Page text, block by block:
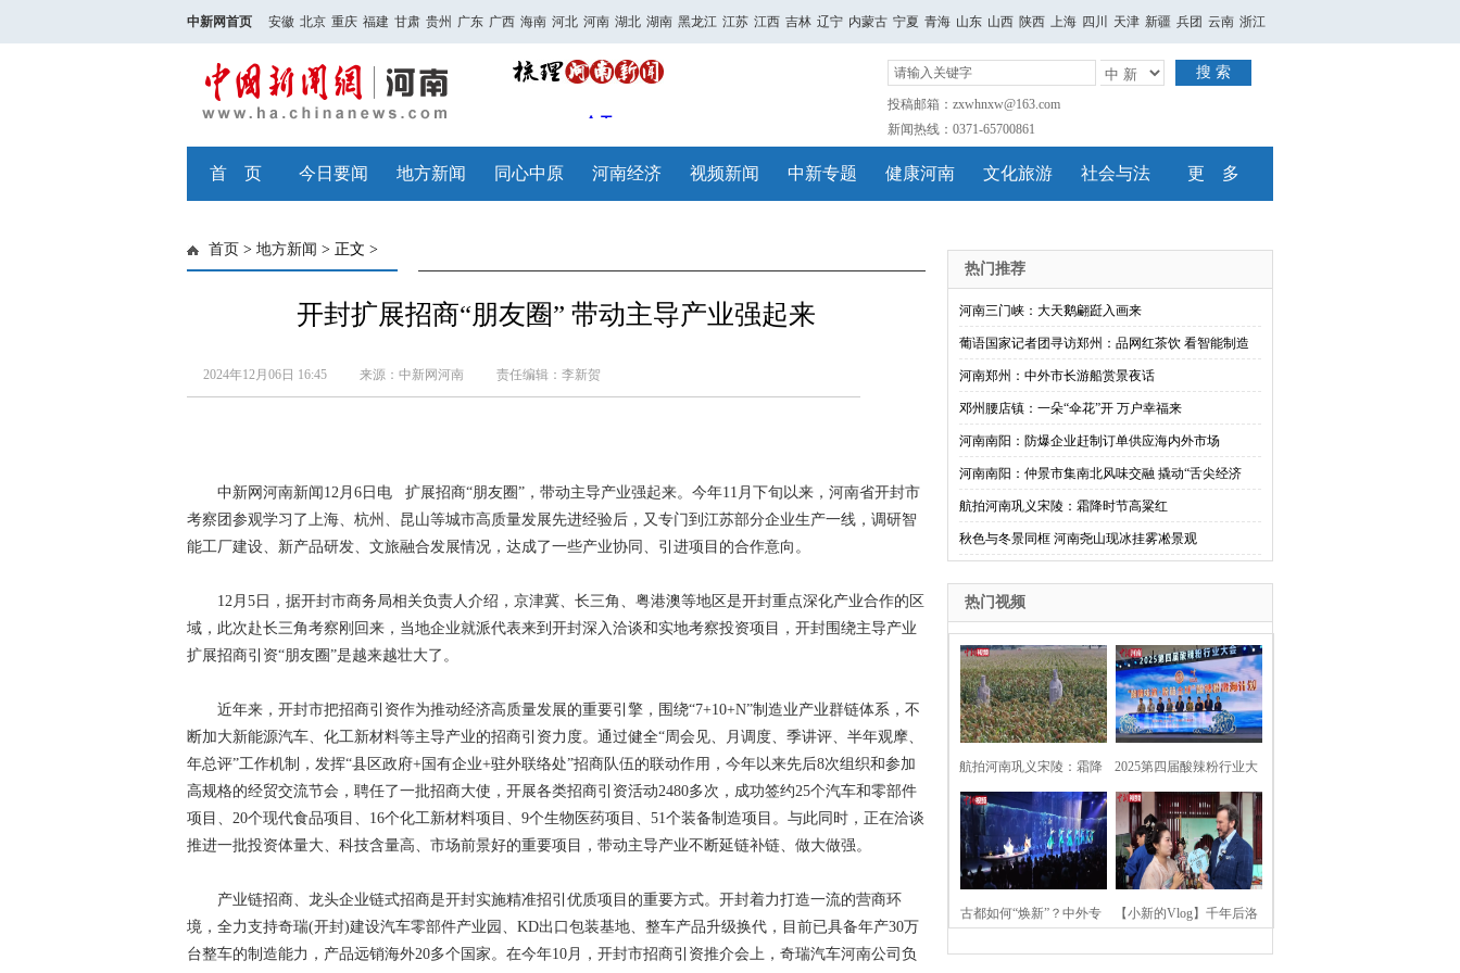
中新网首页 安徽 北京 重庆 福建 甘肃 贵州 广东 广西 海南 河北 河南 湖北 湖南 黑龙江 江苏 江西 吉林 辽宁 内蒙古 宁夏 青海 山东 山西 陕西 上海 四川 天津 新疆 兵团 云南 浙江
搜 索
投稿邮箱：zxwhnxw@163.com
新闻热线：0371-65700861
首 页 今日要闻 地方新闻 同心中原 河南经济 视频新闻 中新专题 健康河南 文化旅游 社会与法 更 多
首页 > 地方新闻 > 正文 >
开封扩展招商“朋友圈” 带动主导产业强起来
2024年12月06日 16:45 来源：中新网河南 责任编辑：李新贺
中新网河南新闻12月6日电 扩展招商“朋友圈”，带动主导产业强起来。今年11月下旬以来，河南省开封市
考察团参观学习了上海、杭州、昆山等城市高质量发展先进经验后，又专门到江苏部分企业生产一线，调研智
能工厂建设、新产品研发、文旅融合发展情况，达成了一些产业协同、引进项目的合作意向。
12月5日，据开封市商务局相关负责人介绍，京津冀、长三角、粤港澳等地区是开封重点深化产业合作的区
域，此次赴长三角考察刚回来，当地企业就派代表来到开封深入洽谈和实地考察投资项目，开封围绕主导产业
扩展招商引资“朋友圈”是越来越壮大了。
近年来，开封市把招商引资作为推动经济高质量发展的重要引擎，围绕“7+10+N”制造业产业群链体系，不
断加大新能源汽车、化工新材料等主导产业的招商引资力度。通过健全“周会见、月调度、季讲评、半年观摩、
年总评”工作机制，发挥“县区政府+国有企业+驻外联络处”招商队伍的联动作用，今年以来先后8次组织和参加
高规格的经贸交流节会，聘任了一批招商大使，开展各类招商引资活动2480多次，成功签约25个汽车和零部件
项目、20个现代食品项目、16个化工新材料项目、9个生物医药项目、51个装备制造项目。与此同时，正在洽谈
推进一批投资体量大、科技含量高、市场前景好的重要项目，带动主导产业不断延链补链、做大做强。
产业链招商、龙头企业链式招商是开封实施精准招引优质项目的重要方式。开封着力打造一流的营商环
境，全力支持奇瑞(开封)建设汽车零部件产业园、KD出口包装基地、整车产品升级换代，目前已具备年产30万
台整车的制造能力，产品远销海外20多个国家。在今年10月，开封市招商引资推介会上，奇瑞汽车河南公司负
热门推荐
河南三门峡：大天鹅翩跹入画来
葡语国家记者团寻访郑州：品网红茶饮 看智能制造
河南郑州：中外市长游船赏景夜话
邓州腰店镇：一朵“伞花”开 万户幸福来
河南南阳：防爆企业赶制订单供应海内外市场
河南南阳：仲景市集南北风味交融 撬动“舌尖经济
航拍河南巩义宋陵：霜降时节高粱红
秋色与冬景同框 河南尧山现冰挂雾凇景观
热门视频
航拍河南巩义宋陵：霜降
时节高粱红
2025第四届酸辣粉行业大
会在河南开封举行
古都如何“焕新”？中外专 【小新的Vlog】千年后洛